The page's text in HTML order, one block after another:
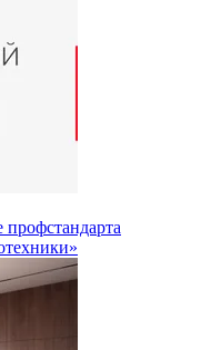
профстандарта